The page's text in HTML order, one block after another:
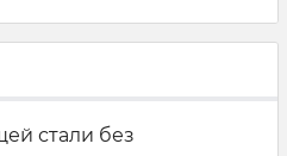
стали без